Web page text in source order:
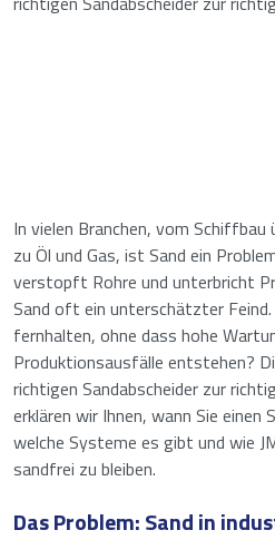
In vielen Branchen, vom
zu Öl und Gas, ist Sand ein
verstopft Rohre und unterbricht
Sand oft ein unterschätzter Feind.
fernhalten, ohne dass hohe
Produktionsausfälle entstehen?
richtigen Sandabscheider zur
erklären wir Ihnen, wann Sie einen
welche Systeme es gibt und wie
sandfrei zu bleiben.
Das Problem: Sand in